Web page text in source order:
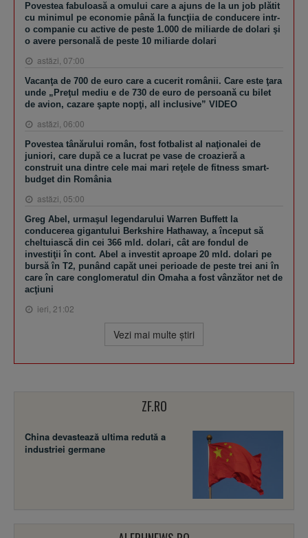
Povestea fabuloasă a omului care a ajuns de la un job plătit
cu minimul pe economie până la funcţiia de conducere intr-
o companie cu active de peste 1.000 de miliarde de dolari şi
o avere personală de peste 10 miliarde dolari
astăzi, 07:00
Vacanţa de 700 de euro care a cucerit românii. Care este ţara
unde „Preţul mediu e de 730 de euro de persoană cu bilet
de avion, cazare şapte nopţi, all inclusive” VIDEO
astăzi, 06:00
Povestea tânărului român, fost fotbalist al naţionalei de
juniori, care după ce a lucrat pe vase de croazieră a
construit una dintre cele mai mari reţele de fitness smart-
budget din România
astăzi, 05:00
Greg Abel, urmaşul legendarului Warren Buffett la
conducerea gigantului Berkshire Hathaway, a început să
cheltuiască din cei 366 mld. dolari, cât are fondul de
investiţii în cont. Abel a investit aproape 20 mld. dolari pe
bursă în T2, punând capăt unei perioade de peste trei ani în
care în care conglomeratul din Omaha a fost vânzător net de
acţiuni
ieri, 21:02
Vezi mai multe ştiri
ZF.RO
China devastează ultima redută a
industriei germane